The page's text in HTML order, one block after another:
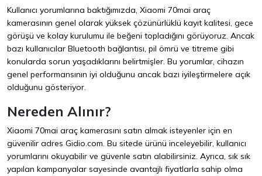
Kullanıcı yorumlarına baktığımızda, Xiaomi 70mai araç
kamerasının genel olarak yüksek çözünürlüklü kayıt kalitesi, gece
görüşü ve kolay kurulumu ile beğeni topladığını görüyoruz. Ancak
bazı kullanıcılar Bluetooth bağlantısı, pil ömrü ve titreme gibi
konularda sorun yaşadıklarını belirtmişler. Bu yorumlar, cihazın
genel performansının iyi olduğunu ancak bazı iyileştirmelere açık
olduğunu gösteriyor.
Nereden Alınır?
Xiaomi 70mai araç kamerasını satın almak isteyenler için en
güvenilir adres Gidio.com. Bu sitede ürünü inceleyebilir, kullanıcı
yorumlarını okuyabilir ve güvenle satın alabilirsiniz. Ayrıca, sık sık
yapılan kampanyalar sayesinde avantajlı fiyatlarla sahip olma